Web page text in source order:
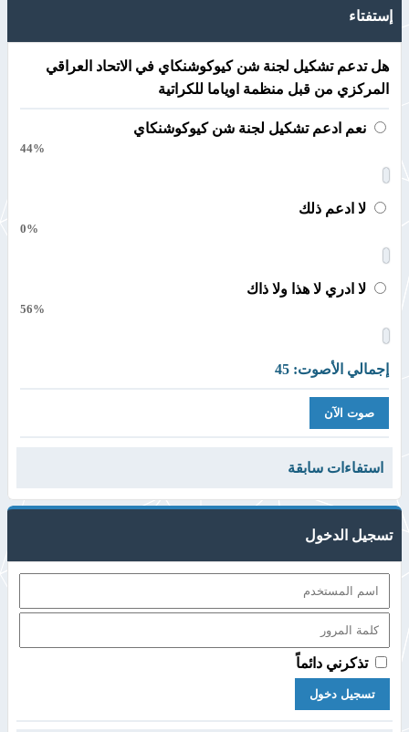
إستفتاء
هل تدعم تشكيل لجنة شن كيوكوشنكاي في الاتحاد العراقي
المركزي من قبل منظمة اوياما للكراتية
نعم ادعم تشكيل لجنة شن كيوكوشنكاي
44%
لا ادعم ذلك
0%
لا ادري لا هذا ولا ذاك
56%
إجمالي الأصوت: 45
استفاءات سابقة
تسجيل الدخول
تذكرني دائماً